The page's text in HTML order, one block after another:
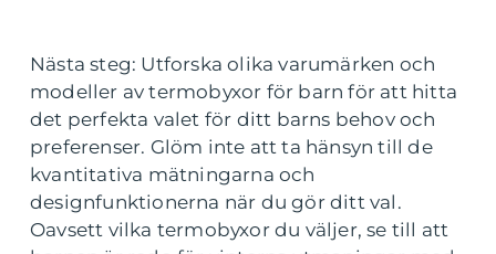
Nästa steg: Utforska olika varumärken och
modeller av termobyxor för barn för att hitta
det perfekta valet för ditt barns behov och
preferenser. Glöm inte att ta hänsyn till de
kvantitativa mätningarna och
designfunktionerna när du gör ditt val.
Oavsett vilka termobyxor du väljer, se till att